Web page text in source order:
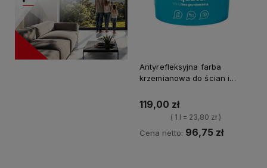
Antyrefleksyjna farba
krzemianowa do ścian i
SUPREME 5L BAZA A
119,00 zł
( 1 l = 23,80 zł )
Cena netto: 96,75 zł